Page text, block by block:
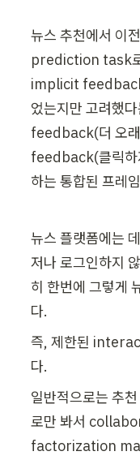
뉴스 추천에서 이
prediction task로
implicit feedback
었는지만 고려했
feedback(더 오
feedback(클릭하
하는 통합된 프레
뉴스 플랫폼에는
저나 로그인하지
히 한번에 그렇게
다.
즉, 제한된
다.
일반적으로는 추
로만 봐서
factorization